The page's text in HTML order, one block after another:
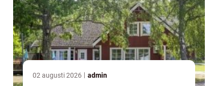
02 augusti 2026 admin